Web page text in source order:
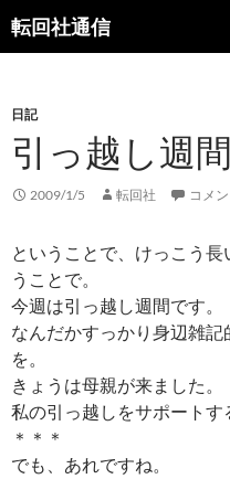
コ
ン
ツ
へ
キ
プ
転回社通信
検
索
日記
引っ越し週間
2009/1/5 転回社 コメ
ということで、けっこう
うことで。
今週は引っ越し週間です。
なんだかすっかり身辺雑
を。
きょうは母親が来ました。
私の引っ越しをサポートす
＊＊＊
でも、あれですね。